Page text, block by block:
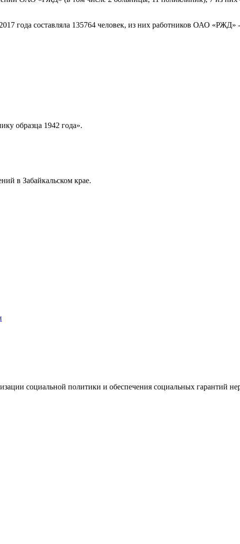
года составляла 135764 человек, из них работников ОАО «РЖД»
образца 1942 года».
в Забайкальском крае.
социальной политики и обеспечения социальных гарантий